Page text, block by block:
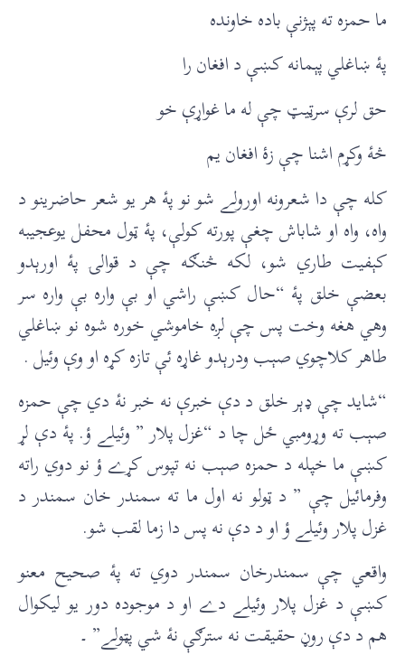
ما حمزه ته پېژنې باده خاونده
پۀ ښاغلي پېمانه کښې د افغان را
حق لرې سرټيټ چې له ما غواړې خو
څۀ وکړم اشنا چې زۀ افغان يم
کله چې دا شعرونه اورولے شو نو پۀ هر يو شعر حاضرينو د
واه، واه او شاباش چغې پورته کولې، پۀ ټول محفل يوعجيبه
کېفيت طاري شو، لکه څنګه چې د قوالۍ پۀ اورېدو
بعضې خلق پۀ “حال کښې راشي او بې واره بې واره سر
وهي هغه وخت پس چې لږه خاموشي خوره شوه نو ښاغلي
طاهر کلاچوي صېب ودرېدو غاړه ئې تازه کړه او وې وئيل .
“شايد چې ډېر خلق د دې خبرې نه خبر نۀ دي چې حمزه
صېب ته وړومبي ځل چا د “غزل پلار ” وئيلے ؤ. پۀ دې لړ
کښې ما خپله د حمزه صېب نه تپوس کړے ؤ نو دوي راته
وفرمائيل چې ” د ټولو نه اول ما ته سمندر خان سمندر د
غزل پلار وئيلے ؤ او د دې نه پس دا زما لقب شو.
واقعي چې سمندرخان سمندر دوي ته پۀ صحيح معنو
کښې د غزل پلار وئيلے دے او د موجوده دور يو ليکوال
هم د دې روڼ حقيقت نه سترګې نۀ شي پټولے” ۔